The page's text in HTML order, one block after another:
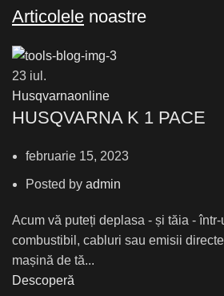
Articolele noastre
23 iul.
Husqvarnaonline
HUSQVARNA K 1 PACE
februarie 15, 2023
Posted by admin
Acum vă puteți deplasa - și tăia -
combustibil, cabluri sau emisii
mașină de tă...
Descoperă